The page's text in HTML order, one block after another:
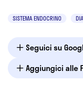
SISTEMA ENDOCRINO
Seguici su
Aggiungici alle